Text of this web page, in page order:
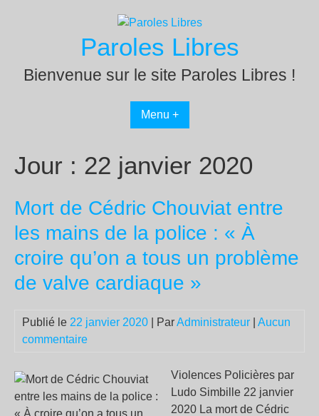
Paroles Libres
Bienvenue sur le site Paroles Libres !
Menu +
Jour : 22 janvier 2020
Mort de Cédric Chouviat entre
les mains de la police : « À
croire qu’on a tous un problème
de valve cardiaque »
Publié le 22 janvier 2020 | ParAdministrateur
Aucun
commentaire
Violences Policières par
Ludo Simbille 22 janvier
2020 La mort de Cédric